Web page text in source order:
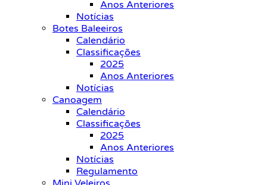
Anos Anteriores
Notícias
Botes Baleeiros
Calendário
Classificações
2025
Anos Anteriores
Notícias
Canoagem
Calendário
Classificações
2025
Anos Anteriores
Notícias
Regulamento